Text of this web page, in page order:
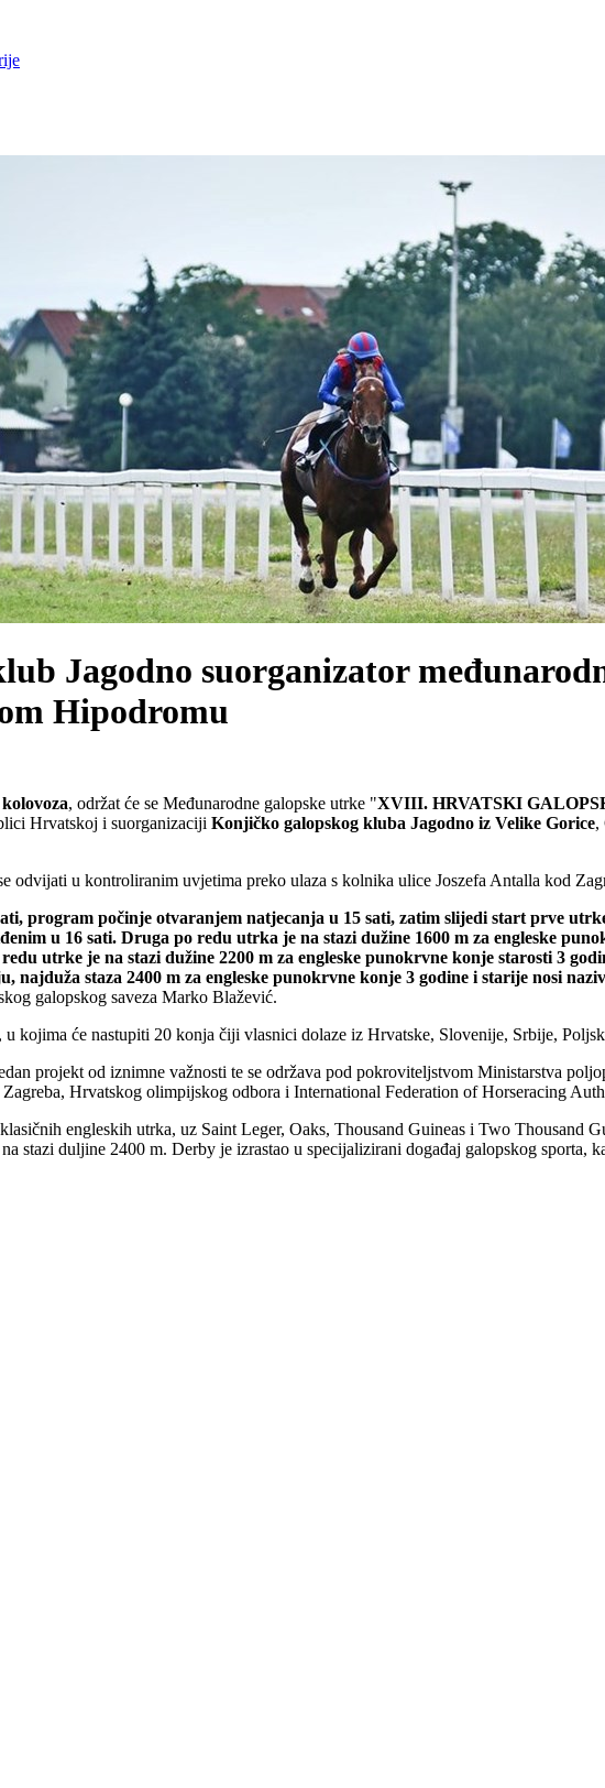
Jagodno suorganizator
Hipodromu
, održat će se Međunarodne galopske utrke "XVIII. HRVATSKI
Hrvatskoj i suorganizaciji Konjičko galopskog kluba Jagodno iz Velike Gorice,
odvijati u kontroliranim uvjetima preko ulaza s kolnika ulice Joszefa Antalla kod
program počinje otvaranjem natjecanja u 15 sati, zatim slijedi start prve
u 16 sati. Druga po redu utrka je na stazi dužine 1600 m za engleske
utrke je na stazi dužine 2200 m za engleske punokrvne konje starosti 3
najduža staza 2400 m za engleske punokrvne konje 3 godine i starije nosi
galopskog saveza Marko Blažević.
kojima će nastupiti 20 konja čiji vlasnici dolaze iz Hrvatske, Slovenije, Srbije,
projekt od iznimne važnosti te se održava pod pokroviteljstvom Ministarstva
Hrvatskog olimpijskog odbora i International Federation of Horseracing
engleskih utrka, uz Saint Leger, Oaks, Thousand Guineas i Two Thousand
stazi duljine 2400 m. Derby je izrastao u specijalizirani događaj galopskog sporta,